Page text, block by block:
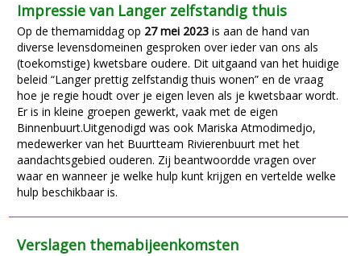
Impressie van Langer zelfstandig thuis
Op de themamiddag op 27 mei 2023 is aan de hand van
diverse levensdomeinen gesproken over ieder van ons als
(toekomstige) kwetsbare oudere. Dit uitgaand van het huidige
beleid “Langer prettig zelfstandig thuis wonen” en de vraag
hoe je regie houdt over je eigen leven als je kwetsbaar wordt.
Er is in kleine groepen gewerkt, vaak met de eigen
Binnenbuurt.Uitgenodigd was ook Mariska Atmodimedjo,
medewerker van het Buurtteam Rivierenbuurt met het
aandachtsgebied ouderen. Zij beantwoordde vragen over
waar en wanneer je welke hulp kunt krijgen en vertelde welke
hulp beschikbaar is.
Verslagen themabijeenkomsten